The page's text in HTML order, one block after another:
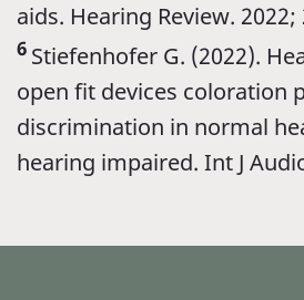
aids. Hearing Review. 2022;
6 Stiefenhofer G. (2022).
open fit devices coloration
discrimination in normal
hearing impaired. Int J